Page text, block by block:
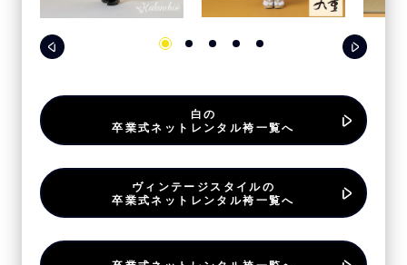
白の
卒業式ネットレンタル袴一覧へ
ヴィンテージスタイルの
卒業式ネットレンタル袴一覧へ